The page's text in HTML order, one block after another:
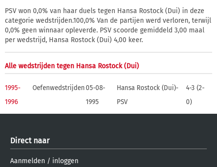
PSV won 0,0% van haar duels tegen Hansa Rostock (Dui) in deze
categorie wedstrijden.100,0% Van de partijen werd verloren, terwijl
0,0% geen winnaar opleverde. PSV scoorde gemiddeld 3,00 maal
per wedstrijd, Hansa Rostock (Dui) 4,00 keer.
Alle wedstrijden tegen Hansa Rostock (Dui)
1995-
1996
Oefenwedstrijden05-08-
1995
Hansa Rostock (Dui)-
PSV
4-3 (2-
0)
Direct naar
Aanmelden / inloggen